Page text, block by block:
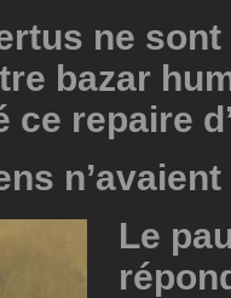
ne
bazar
ce repaire
Le